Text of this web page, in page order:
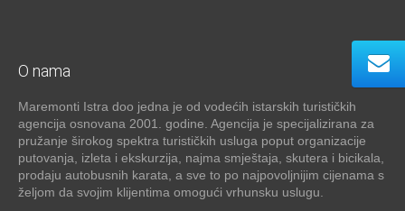
O nama
Maremonti Istra doo jedna je od vodećih istarskih turističkih
agencija osnovana 2001. godine. Agencija je specijalizirana za
pružanje širokog spektra turističkih usluga poput organizacije
putovanja, izleta i ekskurzija, najma smještaja, skutera i bicikala,
prodaju autobusnih karata, a sve to po najpovoljnijim cijenama s
željom da svojim klijentima omogući vrhunsku uslugu.